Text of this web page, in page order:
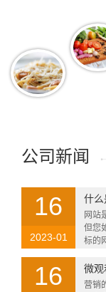
公司新闻
16
2023-01
什
如
网站
但您
标的
16 微
营销